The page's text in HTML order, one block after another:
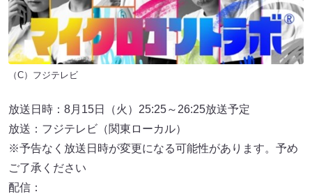
（C）フジテレビ
放送日時：8月15日（火）25:25～26:25放送予定
放送：フジテレビ（関東ローカル）
※予告なく放送日時が変更になる可能性があります。予め
ご了承ください
配信：